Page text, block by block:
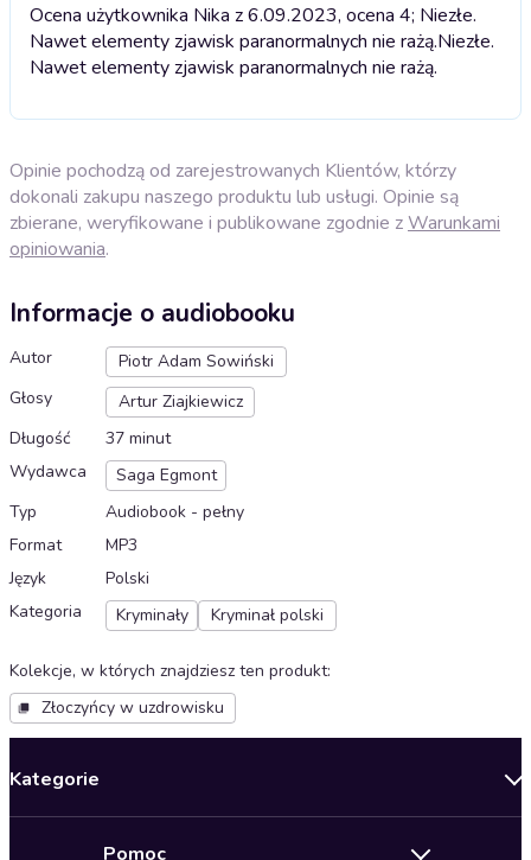
Ocena użytkownika Nika z 6.09.2023, ocena 4; Niezłe.
Nawet elementy zjawisk paranormalnych nie rażą.Niezłe.
Nawet elementy zjawisk paranormalnych nie rażą.
Opinie pochodzą od zarejestrowanych Klientów, którzy
dokonali zakupu naszego produktu lub usługi. Opinie są
zbierane, weryfikowane i publikowane zgodnie zWarunkami
opiniowania.
Informacje o audiobooku
Autor
Piotr Adam Sowiński
Głosy
Artur Ziajkiewicz
Długość
37 minut
Wydawca
Saga Egmont
Typ
Audiobook - pełny
Format
MP3
Język
Polski
Kategoria
Kryminały Kryminał polski
Kolekcje, w których znajdziesz ten produkt:
Złoczyńcy w uzdrowisku
Kategorie
Pomoc